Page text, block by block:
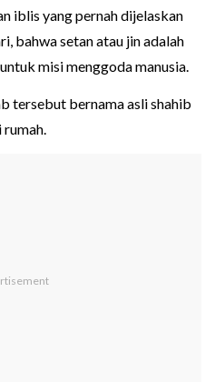
iblis yang pernah dijelaskan
bahwa setan atau jin adalah
misi menggoda manusia.
tersebut bernama asli shahib